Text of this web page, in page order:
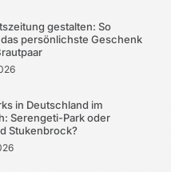
gestalten: So
persönlichste Geschenk
in Deutschland im
Serengeti-Park oder
Stukenbrock?